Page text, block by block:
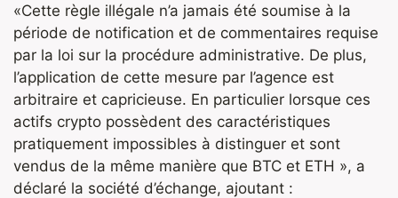
«Cette règle illégale n’a jamais été soumise à la
période de notification et de commentaires requise
par la loi sur la procédure administrative. De plus,
l’application de cette mesure par l’agence est
arbitraire et capricieuse. En particulier lorsque ces
actifs crypto possèdent des caractéristiques
pratiquement impossibles à distinguer et sont
vendus de la même manière que BTC et ETH », a
déclaré la société d’échange, ajoutant :